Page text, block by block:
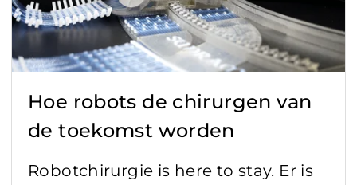
Hoe robots de chirurgen van
de toekomst worden
Robotchirurgie is here to stay. Er is
Encoder
Healthcare
IoT